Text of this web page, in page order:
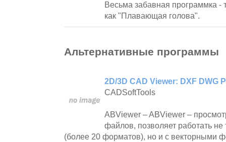
Весьма забавная программка -
как "Плавающая голова".
Альтернативные программы
2D/3D CAD Viewer: DXF DWG
CADSoftTools
ABViewer – ABViewer –
файлов, позволяет работать
(более 20 форматов), но и с векторными